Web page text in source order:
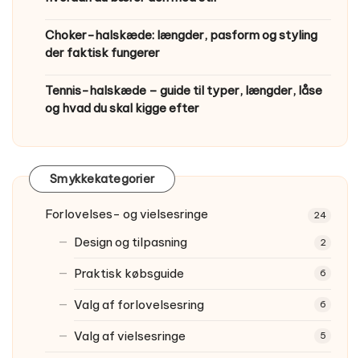
Choker-halskæde: længder, pasform og styling
der faktisk fungerer
Tennis-halskæde – guide til typer, længder, låse
og hvad du skal kigge efter
Smykkekategorier
Forlovelses- og vielsesringe 24
Design og tilpasning 2
Praktisk købsguide 6
Valg af forlovelsesring 6
Valg af vielsesringe 5